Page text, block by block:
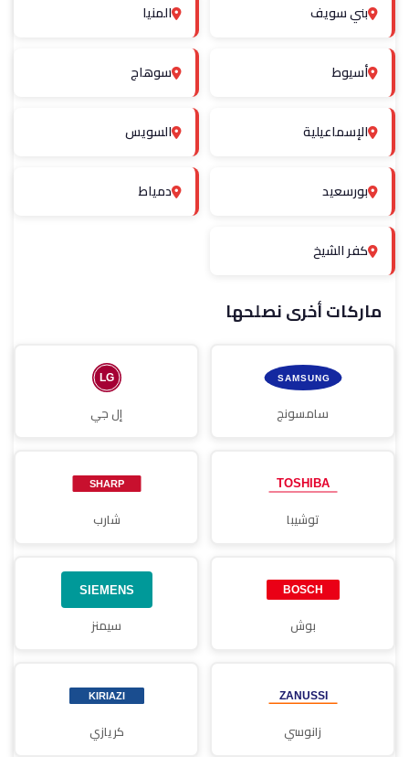
بني سويف المنيا
أسيوط سوهاج
الإسماعيلية السويس
بورسعيد دمياط
كفر الشيخ
ماركات أخرى نصلحها
سامسونج إل جي
توشيبا شارب
بوش سيمنز
زانوسي كريازي